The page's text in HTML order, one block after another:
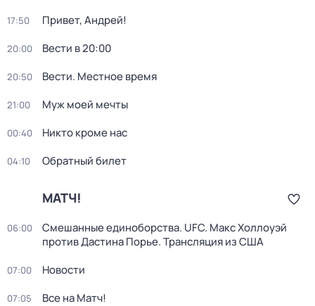
17:50 Привет, Андрей!
20:00 Вести в 20:00
20:50 Вести. Местное время
21:00 Муж моей мечты
00:40 Никто кроме нас
04:10 Обратный билет
МАТЧ!
06:00
Смешанные единоборства. UFC. Макс Холлоуэй
против Дастина Порье. Трансляция из США
07:00 Новости
07:05 Все на Матч!